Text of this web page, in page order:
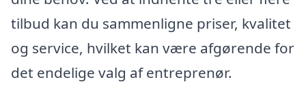
tilbud kan du sammenligne priser, kvalitet
og service, hvilket kan være afgørende for
det endelige valg af entreprenør.